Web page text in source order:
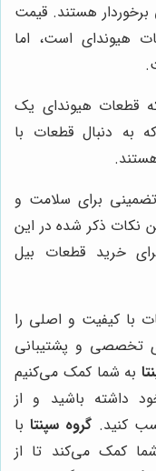
هستند. قیمت
هیوندای است، اما
قطعات هیوندای یک
به دنبال قطعات با
برای سلامت و
نکات ذکر شده در این
خرید قطعات بیل
با کیفیت و اصلی را
تخصصی و پشتیبانی
به شما کمک می‌کنیم
داشته باشید و از
کنید. گروه سپنتابا
کمک می‌کند تا از